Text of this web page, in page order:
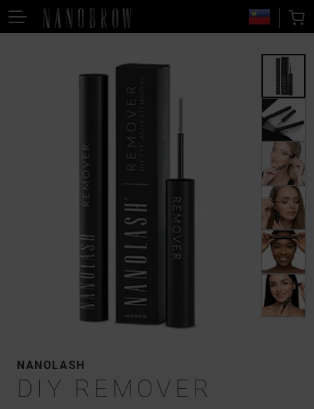
NANOLASH
DIY REMOVER